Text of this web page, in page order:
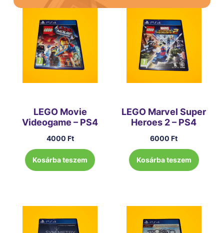
LEGO Movie
Videogame – PS4
4000 Ft
Kosárba teszem
LEGO Marvel Super
Heroes 2 – PS4
6000Ft
Kosárba teszem